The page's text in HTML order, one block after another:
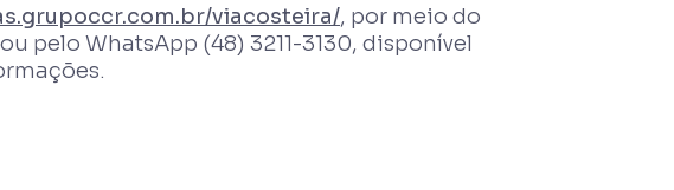
viacosteira/, por meio do
pelo WhatsApp (48) 3211-3130, disponível